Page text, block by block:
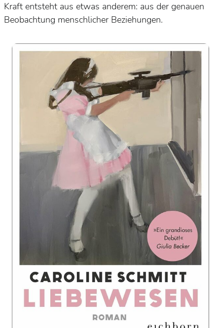
Kraft entsteht aus etwas anderem: aus der genauen
Beobachtung menschlicher Beziehungen.